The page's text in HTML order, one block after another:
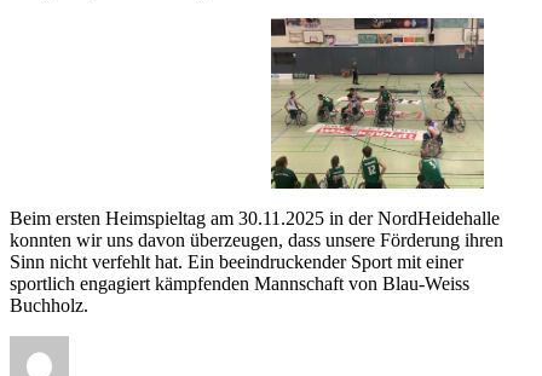
Beim ersten Heimspieltag am 30.11.2025 in der NordHeidehalle
konnten wir uns davon überzeugen, dass unsere Förderung ihren
Sinn nicht verfehlt hat. Ein beeindruckender Sport mit einer
sportlich engagiert kämpfenden Mannschaft von Blau-Weiss
Buchholz.